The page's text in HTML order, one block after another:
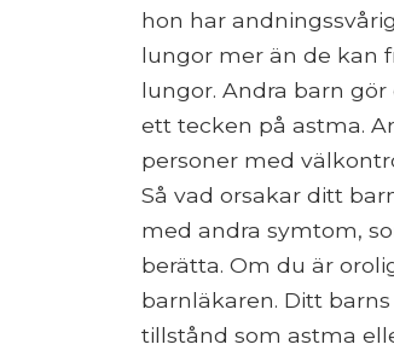
hon har
lungor mer än de kan
lungor. Andra barn
ett tecken på astma.
personer med
Så vad orsakar ditt
med andra symtom,
berätta. Om du är
barnläkaren. Ditt
tillstånd som astma